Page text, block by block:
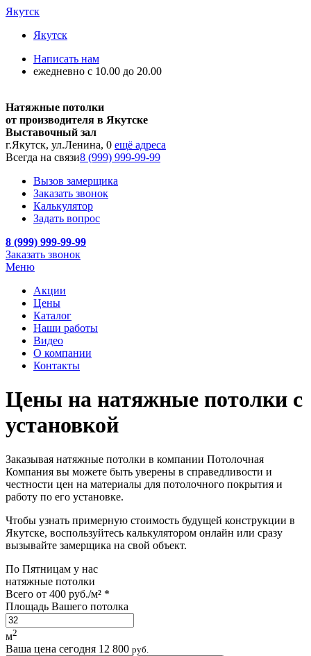
Якутск
Якутск
Написать нам
ежедневно с 10.00 до 20.00
Натяжные потолки
от производителя в Якутске
Выставочный зал
г.Якутск, ул.Ленина, 0 ещё адреса
Всегда на связи8 (999) 999-99-99
Вызов замерщика
Заказать звонок
Калькулятор
Задать вопрос
8 (999) 999-99-99
Заказать звонок
Меню
Акции
Цены
Каталог
Наши работы
Видео
О компании
Контакты
Цены на натяжные потолки с
установкой
Заказывая натяжные потолки в компании Потолочная
Компания вы можете быть уверены в справедливости и
честности цен на материалы для потолочного покрытия и
работу по его установке.
Чтобы узнать примерную стоимость будущей конструкции в
Якутске, воспользуйтесь калькулятором онлайн или сразу
вызывайте замерщика на свой объект.
По Пятницам у нас
натяжные потолки
Всего от 400 руб./м² *
Площадь Вашего потолка
м2
Ваша цена сегодня 12 800 руб.